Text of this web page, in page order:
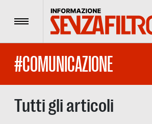
Menu
#COMUNICAZIONE
Tutti gli articoli